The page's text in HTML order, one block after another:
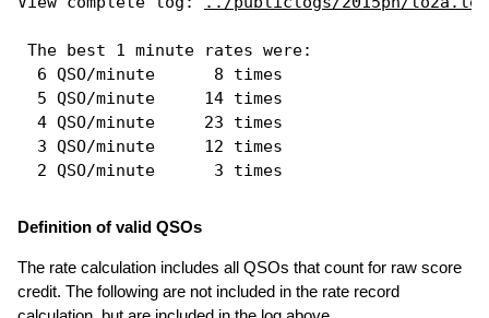
The best 1 minute rates were:
  6 QSO/minute      8 times
  5 QSO/minute     14 times
  4 QSO/minute     23 times
  3 QSO/minute     12 times
Definition of valid QSOs
The rate calculation includes all QSOs that count for raw score
credit. The following are not included in the rate record